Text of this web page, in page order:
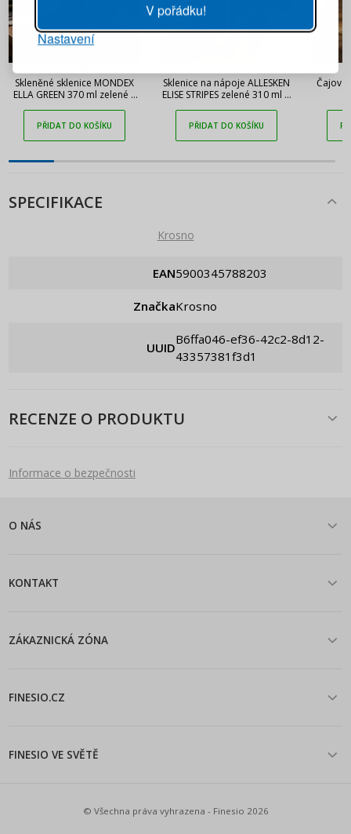
V pořádku!
Nastavení
Skleněné sklenice MONDEX
ELLA GREEN 370 ml zelené 4
PŘIDAT DO KOŠÍKU
Sklenice na nápoje ALLESKEN
ELISE STRIPES zelené 310 ml 4
PŘIDAT DO KOŠÍKU
Čajová
SPECIFIKACE
Krosno
EAN 5900345788203
Značka Krosno
UUID
b6ffa046-ef36-42c2-8d12-
43357381f3d1
RECENZE O PRODUKTU
Informace o bezpečnosti
O NÁS
KONTAKT
ZÁKAZNICKÁ ZÓNA
FINESIO.CZ
FINESIO VE SVĚTĚ
© Všechna práva vyhrazena - Finesio 2026
PŘIHLÁSIT SE
Připomenutí hesla